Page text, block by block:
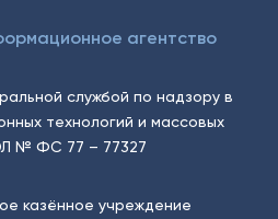
агентство
службой по надзору в
технологий и массовых
№ ФС 77 – 77327
казённое учреждение